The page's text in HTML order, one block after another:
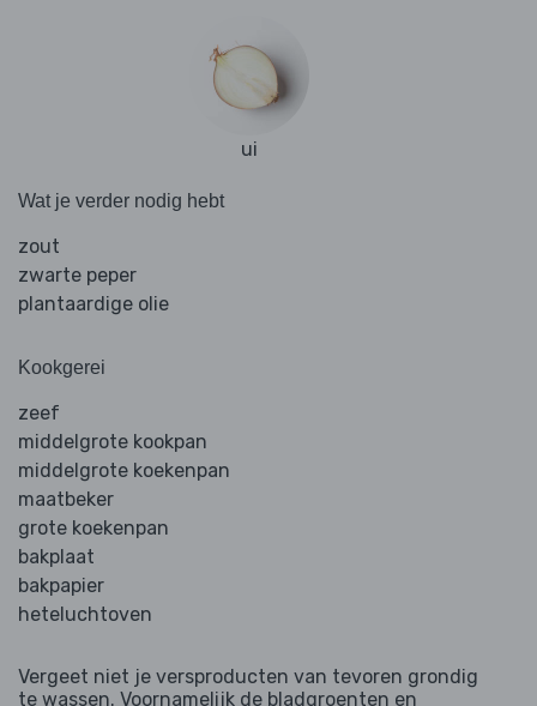
ui
Wat je verder nodig hebt
zout
zwarte peper
plantaardige olie
Kookgerei
zeef
middelgrote kookpan
middelgrote koekenpan
maatbeker
grote koekenpan
bakplaat
bakpapier
heteluchtoven
Vergeet niet je versproducten van tevoren grondig
te wassen. Voornamelijk de bladgroenten en